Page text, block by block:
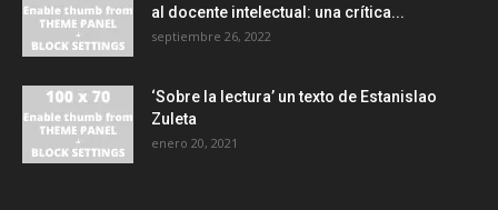
al docente intelectual: una crítica...
septiembre 26, 2022
‘Sobre la lectura’ un texto de Estanislao
Zuleta
enero 20, 2021